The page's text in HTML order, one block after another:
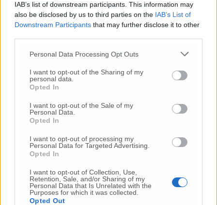
IAB’s list of downstream participants. This information may
also be disclosed by us to third parties on the IAB’s List of
Downstream Participants that may further disclose it to other
Personal Data Processing Opt Outs
I want to opt-out of the Sharing of my
personal data.
Opted In
I want to opt-out of the Sale of my
Personal Data.
Opted In
I want to opt-out of processing my
Personal Data for Targeted Advertising.
Opted In
I want to opt-out of Collection, Use,
Retention, Sale, and/or Sharing of my
Personal Data that Is Unrelated with the
Purposes for which it was collected.
Opted Out
La recinzione metallica